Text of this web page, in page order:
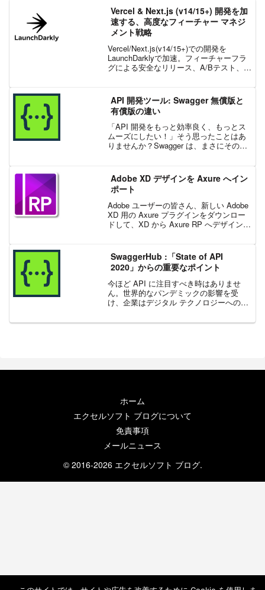
ン強制を効率化し、改ざん防止...
Vercel & Next.js (v14/15+) 開発を加
速する、高度なフィーチャー マネジ
メント戦略
Vercel/Next.js(v14/15+)での開発を
LaunchDarklyで加速。フィーチャーフラ
グによる安全なリリース、A/Bテスト、ワ
API 開発ツール: Swagger 無償版と
有償版の違い
「API 開発をもっと効率良く、もっとス
ムーズにしたい！」そう思ったことはあ
りませんか？Swagger は、まさにその悩
ている API ツールです。OpenAPI、As...
Adobe XD デザインを Axure へイン
ポート
Adobe ユーザーの皆さん、新しい Adobe
XD 用の Axure プラグインをダウンロー
ドして、XD から Axure RP へデザインを
Axure RP ...
SwaggerHub :「State of API
2020」からの重要なポイント
今ほど API に注目すべき時はありませ
ん。世界的なパンデミックの影響を受
け、企業はデジタル テクノロジーへの依
ト、監視、文書化をサポートするツール
ホーム
エクセルソフト ブログについて
免責事項
メールニュース
© 2016-2026 エクセルソフト ブログ.